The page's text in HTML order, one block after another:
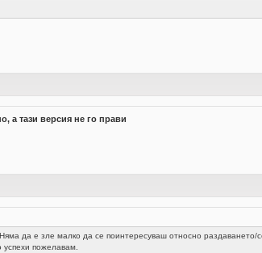
а тази версия не го прави
да е зле малко да се поинтересуваш относно раздаването/
успехи пожелавам.